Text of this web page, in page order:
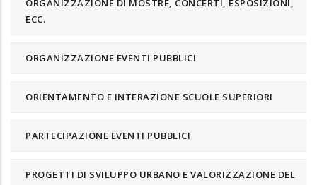
ORGANIZZAZIONE DI MOSTRE, CONCERTI, ESPOSIZIONI,
ECC.
ORGANIZZAZIONE EVENTI PUBBLICI
ORIENTAMENTO E INTERAZIONE SCUOLE SUPERIORI
PARTECIPAZIONE EVENTI PUBBLICI
PROGETTI DI SVILUPPO URBANO E VALORIZZAZIONE DEL